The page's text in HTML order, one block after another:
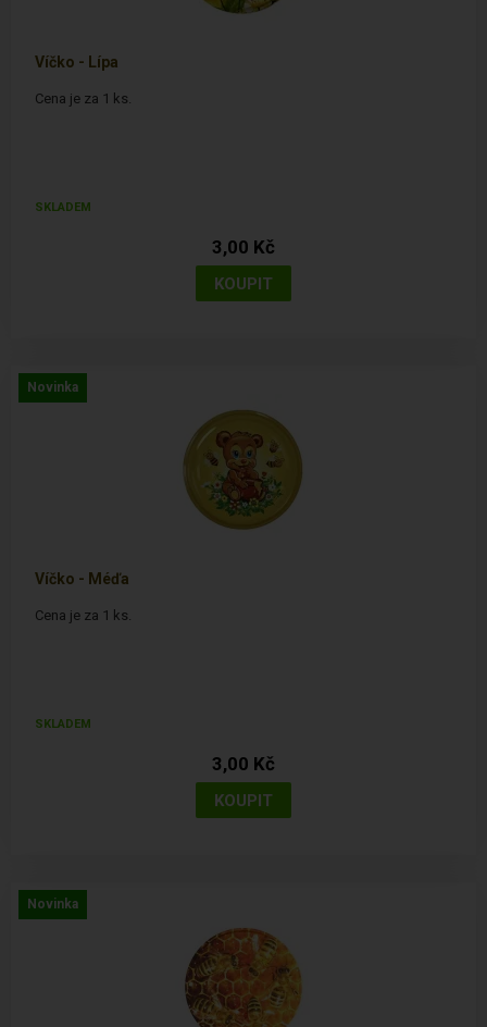
Víčko - Lípa
Cena je za 1 ks.
SKLADEM
3,00 Kč
Novinka
Víčko - Méďa
Cena je za 1 ks.
SKLADEM
3,00 Kč
Novinka